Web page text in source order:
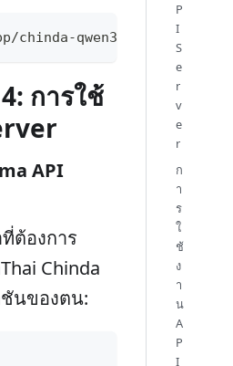
chinda-qwen3-4b "อธิบายเกี่ยว
การใช้
API
ต้องการ
Chinda
นของตน:
P
I
S
e
r
v
e
r
ก
า
ร
ใ
ช้
ง
า
น
A
P
I